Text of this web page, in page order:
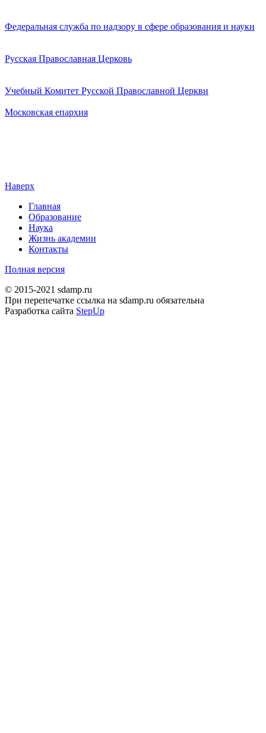
Федеральная служба по надзору в сфере образования и науки
Русская Православная Церковь
Учебный Комитет Русской Православной Церкви
Московская епархия
Наверх
Главная
Образование
Наука
Жизнь академии
Контакты
Полная версия
© 2015-2021 sdamp.ru
При перепечатке ссылка на sdamp.ru обязательна
Разработка сайта StepUp